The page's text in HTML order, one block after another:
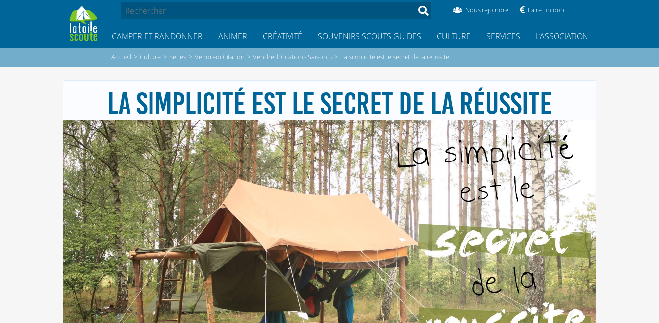
Nous rejoindre Faire un don
CAMPER ET RANDONNER ANIMER CRÉATIVITÉ SOUVENIRS SCOUTS GUIDES CULTURE SERVICES L’ASSOCIATION
Accueil > Culture > Séries > Vendredi Citation > Vendredi Citation - Saison 5 > La simplicité est le secret de la réussite
LA SIMPLICITÉ EST LE SECRET DE LA RÉUSSITE